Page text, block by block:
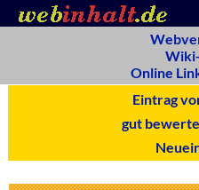
Online
Eintrag
gut